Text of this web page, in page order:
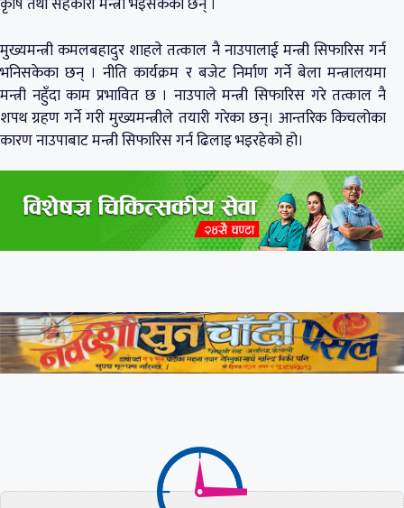
मुख्यमन्त्री कमलबहादुर शाहले तत्काल नै नाउपालाई मन्त्री सिफारिस गर्न
भनिसकेका छन् । नीति कार्यक्रम र बजेट निर्माण गर्ने बेला मन्त्रालयमा
मन्त्री नहुँदा काम प्रभावित छ । नाउपाले मन्त्री सिफारिस गरे तत्काल नै
शपथ ग्रहण गर्ने गरी मुख्यमन्त्रीले तयारी गरेका छन्। आन्तरिक किचलोका
कारण नाउपाबाट मन्त्री सिफारिस गर्न ढिलाइ भइरहेको हो।